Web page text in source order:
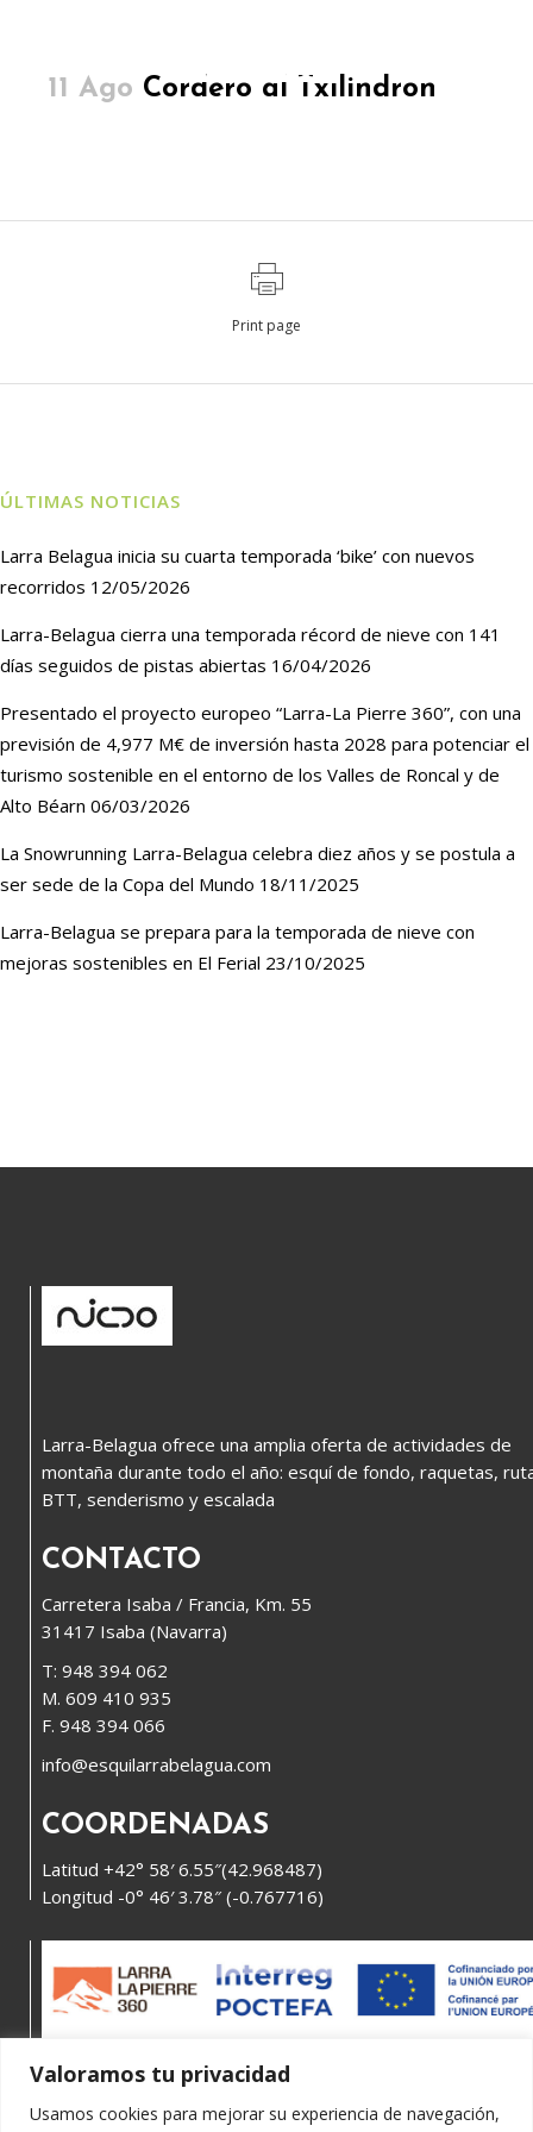
Valoramos tu privacidad
Usamos cookies para mejorar su experiencia de navegación,
11 Ago Cordero al Txilindron
Print page
ÚLTIMAS NOTICIAS
Larra Belagua inicia su cuarta temporada ‘bike’ con nuevos
recorridos 12/05/2026
Larra-Belagua cierra una temporada récord de nieve con 141
días seguidos de pistas abiertas 16/04/2026
Presentado el proyecto europeo “Larra-La Pierre 360”, con una
previsión de 4,977 M€ de inversión hasta 2028 para potenciar el
turismo sostenible en el entorno de los Valles de Roncal y de
Alto Béarn 06/03/2026
La Snowrunning Larra-Belagua celebra diez años y se postula a
ser sede de la Copa del Mundo 18/11/2025
Larra-Belagua se prepara para la temporada de nieve con
mejoras sostenibles en El Ferial 23/10/2025
Larra-Belagua ofrece una amplia oferta de actividades de
montaña durante todo el año: esquí de fondo, raquetas,
BTT, senderismo y escalada
CONTACTO
Carretera Isaba / Francia, Km. 55
31417 Isaba (Navarra)
T: 948 394 062
M. 609 410 935
F. 948 394 066
info@esquilarrabelagua.com
COORDENADAS
Latitud +42° 58′ 6.55″(42.968487)
Longitud -0° 46′ 3.78″ (-0.767716)